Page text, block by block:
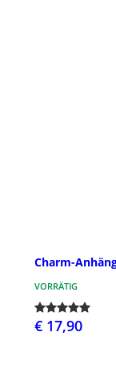
Charm-
VORRÄTIG
€ 17,90